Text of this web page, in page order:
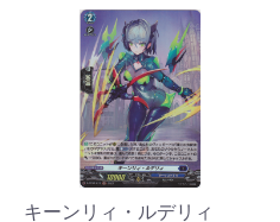
キーンリィ・ルデリィ
カートへ進む